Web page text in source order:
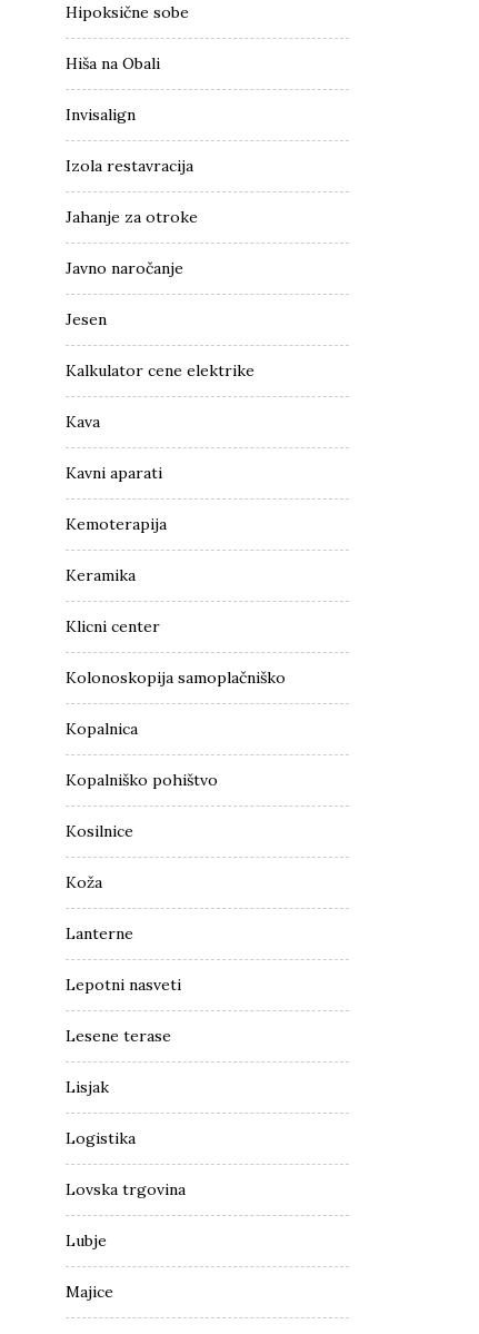
Hipoksične sobe
Hiša na Obali
Invisalign
Izola restavracija
Jahanje za otroke
Javno naročanje
Jesen
Kalkulator cene elektrike
Kava
Kavni aparati
Kemoterapija
Keramika
Klicni center
Kolonoskopija samoplačniško
Kopalnica
Kopalniško pohištvo
Kosilnice
Koža
Lanterne
Lepotni nasveti
Lesene terase
Lisjak
Logistika
Lovska trgovina
Lubje
Majice